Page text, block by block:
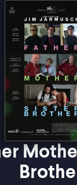
★★★★The